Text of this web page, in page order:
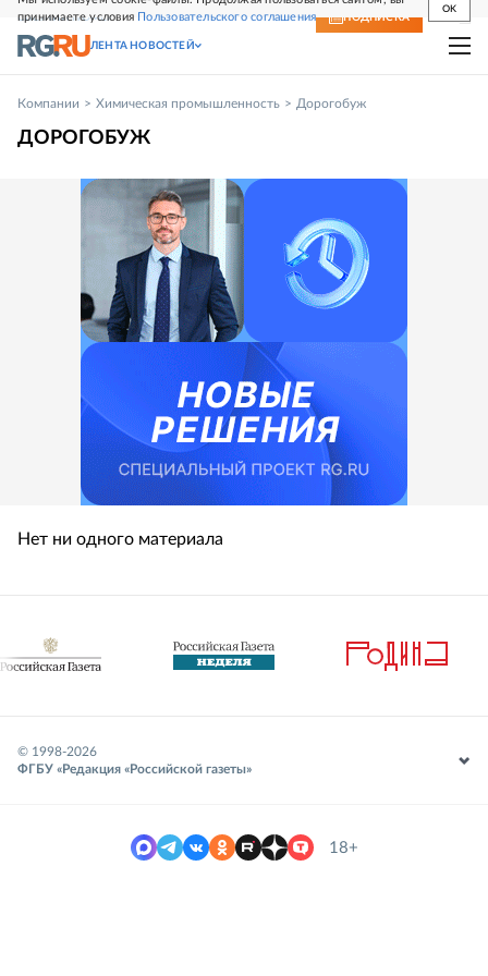
принимаете условия Пользовательского соглашения
OK
СВЕЖИЙ НОМЕР ПОДПИСКА
ЛЕНТА НОВОСТЕЙ
Компании Химическая промышленность Дорогобуж
ДОРОГОБУЖ
Нет ни одного материала
© 1998-2026
ФГБУ «Редакция «Российской газеты»
18+